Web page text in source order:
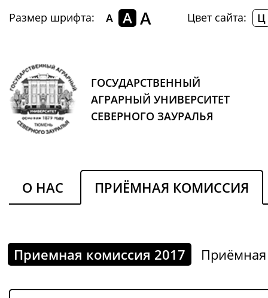
Размер шрифта: A A A Цвет сайта: Ц
ГОСУДАРСТВЕННЫЙ
АГРАРНЫЙ УНИВЕРСИТЕТ
СЕВЕРНОГО ЗАУРАЛЬЯ
О НАС ПРИЁМНАЯ КОМИССИЯ
Приемная комиссия 2017